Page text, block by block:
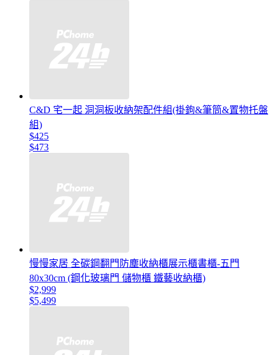
C&D 宅一起 洞洞板收納架配件組(掛鉤&筆筒&置物托盤
組)
$425
$473
慢慢家居 全碳鋼翻門防塵收納櫃展示櫃書櫃-五門
80x30cm (鋼化玻璃門 儲物櫃 鐵藝收納櫃)
$2,999
$5,499